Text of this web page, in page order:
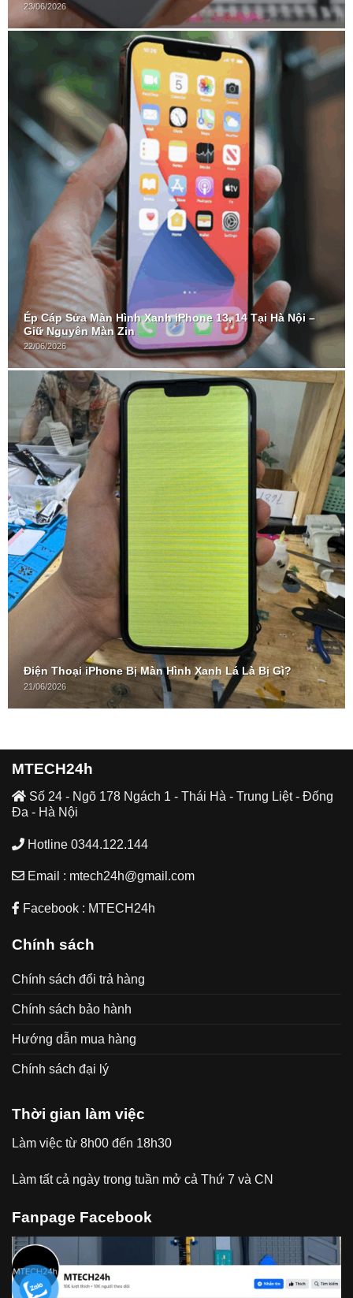
23/06/2026
Ép Cáp Sửa Màn Hình Xanh iPhone 13, 14 Tại Hà Nội –
Giữ Nguyên Màn Zin
22/06/2026
Điện Thoại iPhone Bị Màn Hình Xanh Lá Là Bị Gì?
21/06/2026
MTECH24h
Số 24 - Ngõ 178 Ngách 1 - Thái Hà - Trung Liệt - Đống
Đa - Hà Nội
Hotline 0344.122.144
Email : mtech24h@gmail.com
Facebook : MTECH24h
Chính sách
Chính sách đổi trả hàng
Chính sách bảo hành
Hướng dẫn mua hàng
Chính sách đại lý
Thời gian làm việc
Làm việc từ 8h00 đến 18h30
Làm tất cả ngày trong tuần mở cả Thứ 7 và CN
Fanpage Facebook